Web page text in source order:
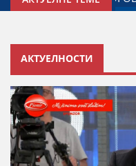
АКТУЕЛНОСТИ